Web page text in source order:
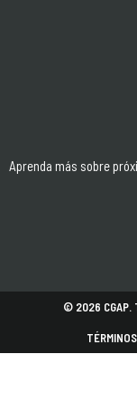
Aprenda más sobre
© 2026 CGAP.